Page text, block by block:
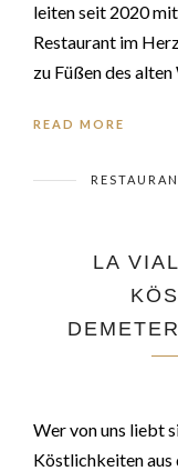
leiten seit 2020
Restaurant im
zu Füßen des
READ MORE
LA
Wer von uns liebt
Köstlichkeiten aus